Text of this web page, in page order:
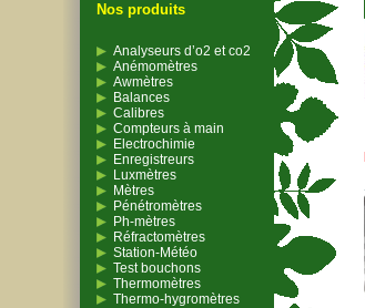
Nos produits
Analyseurs d’o2 et co2
Anémomètres
Awmètres
Balances
Calibres
Compteurs à main
Electrochimie
Enregistreurs
Luxmètres
Mètres
Pénétromètres
Ph-mètres
Réfractomètres
Station-Météo
Test bouchons
Thermomètres
Thermo-hygromètres